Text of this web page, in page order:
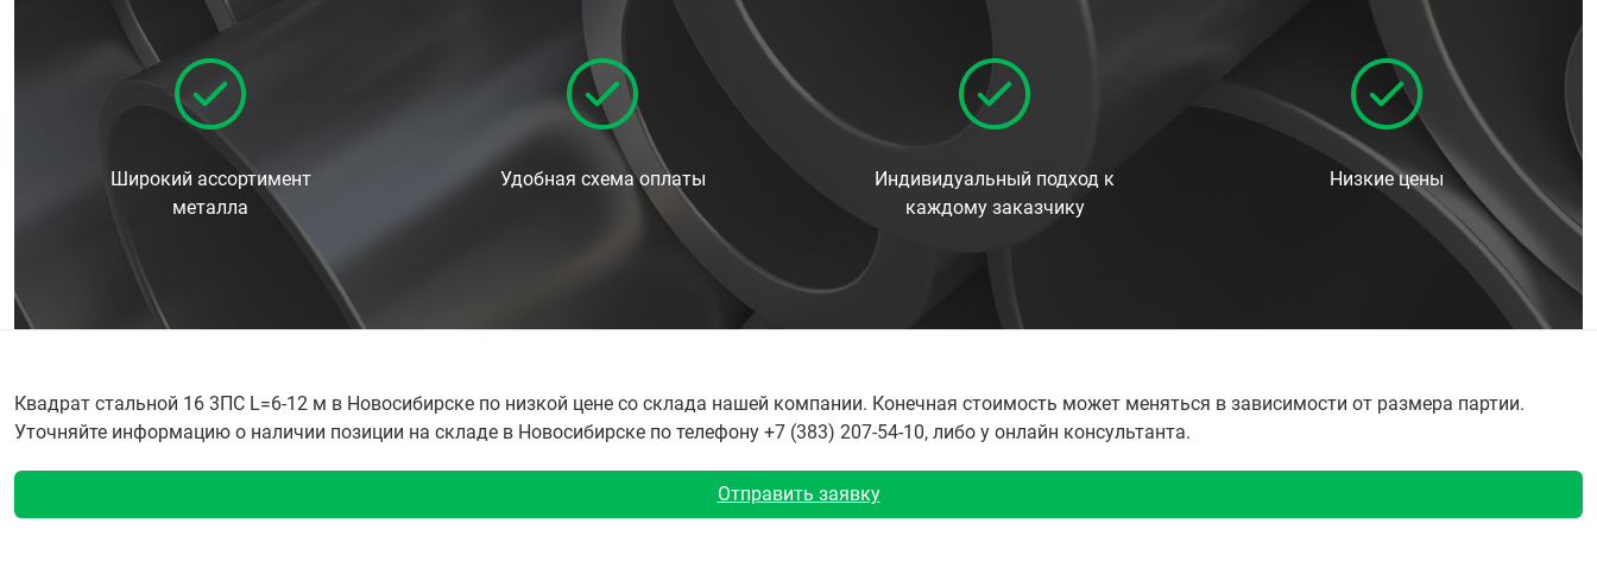
Широкий ассортимент
металла
Удобная схема оплаты
Индивидуальный подход к
каждому заказчику
Низкие цены
Квадрат стальной 16 3ПС L=6-12 м в Новосибирске по низкой цене со склада нашей компании. Конечная стоимость может меняться в зависимости от размера партии.
Уточняйте информацию о наличии позиции на складе в Новосибирске по телефону +7 (383) 207-54-10, либо у онлайн консультанта.
Отправить заявку